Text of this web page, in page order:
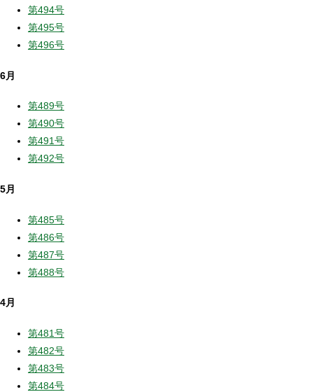
第494号
第495号
第496号
6月
第489号
第490号
第491号
第492号
5月
第485号
第486号
第487号
第488号
4月
第481号
第482号
第483号
第484号